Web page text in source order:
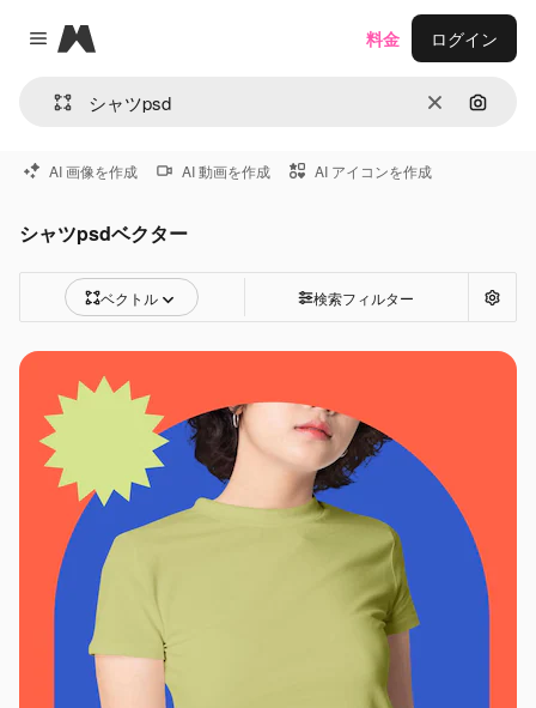
Close menu
Magnific
消去 画像で
料金 ログイン
AI 画像を作成 AI 動画を作成 AI アイコンを作成
シャツpsdベクター
ベクトル 検索フィルター